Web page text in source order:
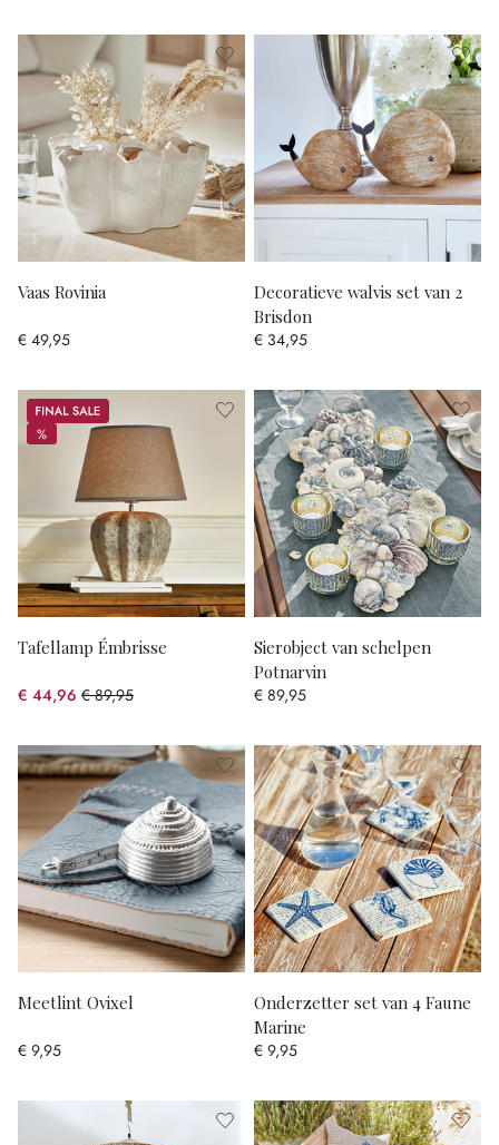
Vaas Rovinia
€ 49,95
Decoratieve walvis set van 2
Brisdon
€ 34,95
Sale
%
%
Tafellamp Émbrisse
€ 44,96 € 89,95
(50.02% gespart)
Sierobject van schelpen
Potnarvin
€ 89,95
Meetlint Ovixel
€ 9,95
Onderzetter set van 4 Faune
Marine
€ 9,95